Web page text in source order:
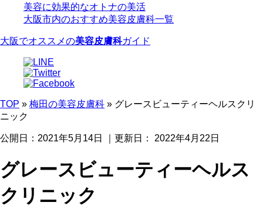
美容に効果的なオトナの美活
大阪市内のおすすめ美容皮膚科一覧
大阪でオススメの美容皮膚科ガイド
TOP » 梅田の美容皮膚科 » グレースビューティーヘルスクリ
ニック
公開日： 2021年5月14日 ｜更新日： 2022年4月22日
グレースビューティーヘルス
クリニック